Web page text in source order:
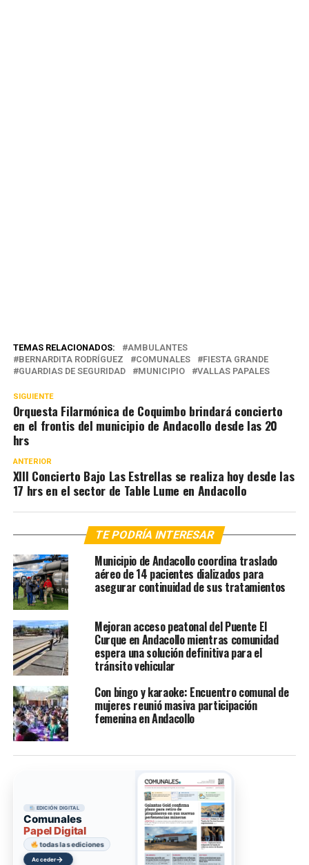
TEMAS RELACIONADOS:
AMBULANTES
BERNARDITA RODRÍGUEZ
COMUNALES
FIESTA GRANDE
GUARDIAS DE SEGURIDAD
MUNICIPIO VALLAS PAPALES
SIGUIENTE
Orquesta Filarmónica de Coquimbo brindará concierto
en el frontis del municipio de Andacollo desde las 20
hrs
ANTERIOR
XIII Concierto Bajo Las Estrellas se realiza hoy desde las
17 hrs en el sector de Table Lume en Andacollo
TE PODRÍA INTERESAR
Municipio de Andacollo coordina traslado
aéreo de 14 pacientes dializados para
asegurar continuidad de sus tratamientos
Mejoran acceso peatonal del Puente El
Curque en Andacollo mientras comunidad
espera una solución definitiva para el
tránsito vehicular
Con bingo y karaoke: Encuentro comunal de
mujeres reunió masiva participación
femenina en Andacollo
EDICIÓN DIGITAL
Comunales
Papel Digital
todas las ediciones
Acceder→